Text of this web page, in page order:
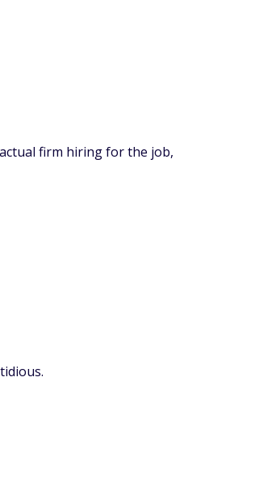
firm hiring for the job,